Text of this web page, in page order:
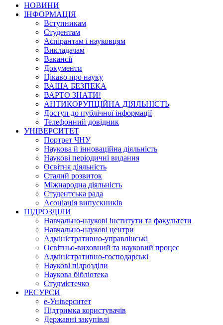
НОВИНИ
ІНФОРМАЦІЯ
Вступникам
Студентам
Аспірантам і науковцям
Викладачам
Вакансії
Документи
Цікаво про науку
ВАША БЕЗПЕКА
ВАРТО ЗНАТИ!
АНТИКОРУПЦІЙНА ДІЯЛЬНІСТЬ
Доступ до публічної інформації
Телефонний довідник
УНІВЕРСИТЕТ
Портрет ЧНУ
Наукова й інноваційна діяльність
Наукові періодичні видання
Освітня діяльність
Сталий розвиток
Міжнародна діяльність
Студентська рада
Асоціація випускників
ПІДРОЗДІЛИ
Навчально-наукові інститути та факультети
Навчально-наукові центри
Адміністративно-управлінські
Освітньо-виховний та науковий процес
Адміністративно-господарські
Наукові підрозділи
Наукова бібліотека
Студмістечко
РЕСУРСИ
е-Університет
Підтримка користувачів
Державні закупівлі